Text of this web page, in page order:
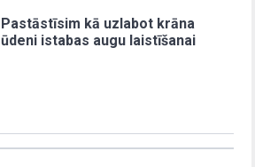
Pastāstīsim kā uzlabot krāna
ūdeni istabas augu laistīšanai